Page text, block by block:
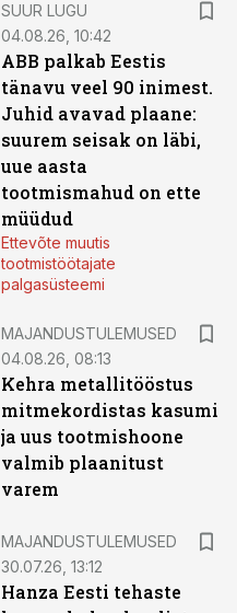
SUUR LUGU
04.08.26, 10:42
ABB palkab Eestis
tänavu veel 90 inimest.
Juhid avavad plaane:
suurem seisak on läbi,
uue aasta
tootmismahud on ette
müüdud
Ettevõte muutis
tootmistöötajate
palgasüsteemi
MAJANDUSTULEMUSED
04.08.26, 08:13
Kehra metallitööstus
mitmekordistas kasumi
ja uus tootmishoone
valmib plaanitust
varem
MAJANDUSTULEMUSED
30.07.26, 13:12
Hanza Eesti tehaste